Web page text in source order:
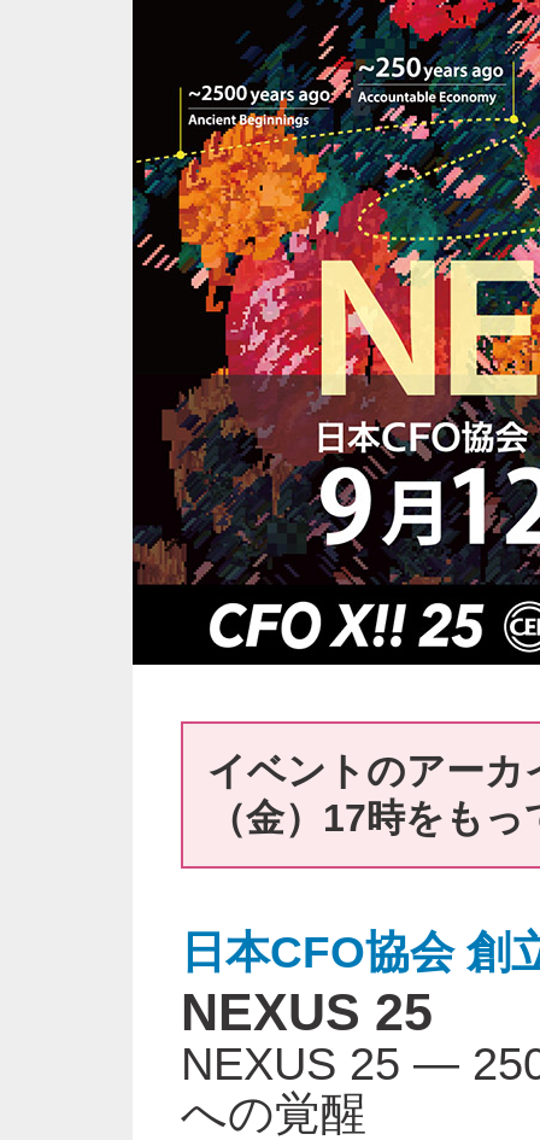
イベントのアーカ
（金）17時をも
日本CFO協会 創
NEXUS 25
NEXUS 25 ―
への覚醒